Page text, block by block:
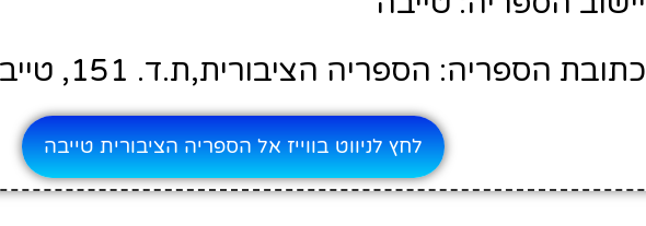
כתובת הספריה: הספריה הציבורית,ת.ד. 151, טייבה 40400
לחץ לניווט בווייז אל הספריה הציבורית טייבה